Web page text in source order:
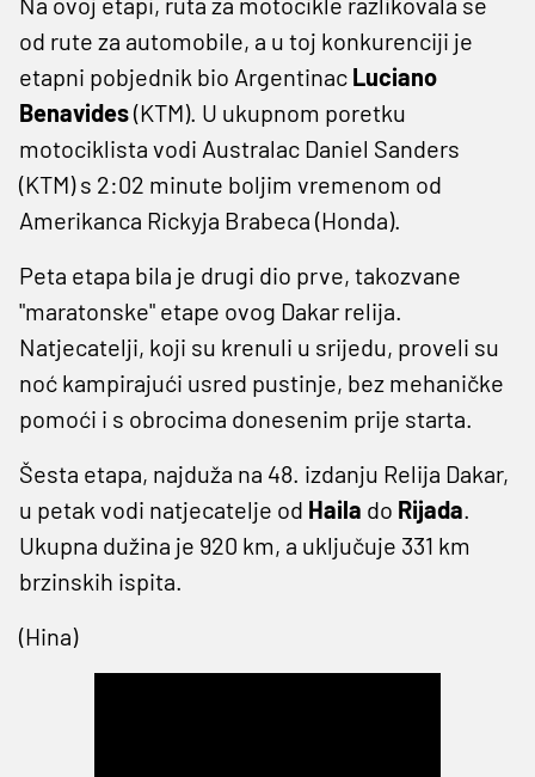
od rute za automobile, a u toj konkurenciji je
etapni pobjednik bio Argentinac Luciano
Benavides(KTM). U ukupnom poretku
motociklista vodi Australac Daniel Sanders
(KTM) s 2:02 minute boljim vremenom od
Amerikanca Rickyja Brabeca (Honda).
Peta etapa bila je drugi dio prve, takozvane
"maratonske" etape ovog Dakar relija.
Natjecatelji, koji su krenuli u srijedu, proveli su
noć kampirajući usred pustinje, bez mehaničke
pomoći i s obrocima donesenim prije starta.
Šesta etapa, najduža na 48. izdanju Relija Dakar,
u petak vodi natjecatelje od Haila do Rijada.
Ukupna dužina je 920 km, a uključuje 331 km
brzinskih ispita.
(Hina)